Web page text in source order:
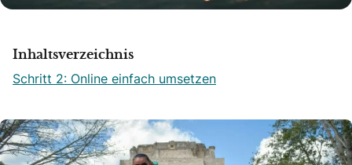
Inhaltsverzeichnis
Schritt 2: Online einfach umsetzen